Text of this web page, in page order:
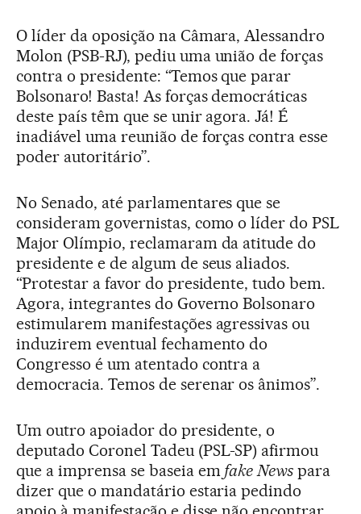
O líder da oposição na Câmara, Alessandro
Molon (PSB-RJ), pediu uma união de forças
contra o presidente: “Temos que parar
Bolsonaro! Basta! As forças democráticas
deste país têm que se unir agora. Já! É
inadiável uma reunião de forças contra esse
poder autoritário”.
No Senado, até parlamentares que se
consideram governistas, como o líder do PSL
Major Olímpio, reclamaram da atitude do
presidente e de algum de seus aliados.
“Protestar a favor do presidente, tudo bem.
Agora, integrantes do Governo Bolsonaro
estimularem manifestações agressivas ou
induzirem eventual fechamento do
Congresso é um atentado contra a
democracia. Temos de serenar os ânimos”.
Um outro apoiador do presidente, o
deputado Coronel Tadeu (PSL-SP) afirmou
que a imprensa se baseia em fake News para
dizer que o mandatário estaria pedindo